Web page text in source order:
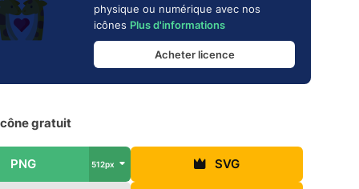
physique ou numérique avec nos
icônes Plus d'informations
Acheter licence
gratuit
PNG 512px SVG